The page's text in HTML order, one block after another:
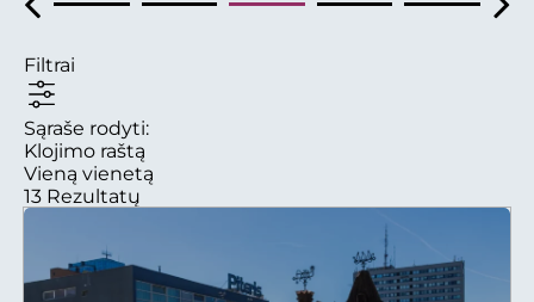
Filtrai
Sąraše rodyti:
Klojimo raštą
Vieną vienetą
13 Rezultatų